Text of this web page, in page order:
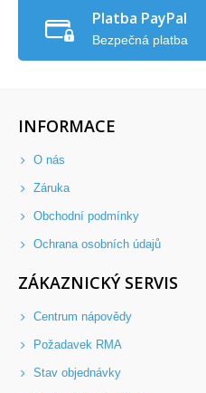
Platba PayPal
Bezpečná platba
INFORMACE
O nás
Záruka
Obchodní podmínky
Ochrana osobních údajů
ZÁKAZNICKÝ SERVIS
Centrum nápovědy
Požadavek RMA
Stav objednávky